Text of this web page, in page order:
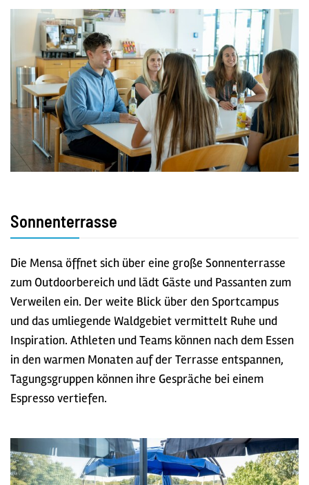
Sonnenterrasse
Die Mensa öffnet sich über eine große Sonnenterrasse
zum Outdoorbereich und lädt Gäste und Passanten zum
Verweilen ein. Der weite Blick über den Sportcampus
und das umliegende Waldgebiet vermittelt Ruhe und
Inspiration. Athleten und Teams können nach dem Essen
in den warmen Monaten auf der Terrasse entspannen,
Tagungsgruppen können ihre Gespräche bei einem
Espresso vertiefen.